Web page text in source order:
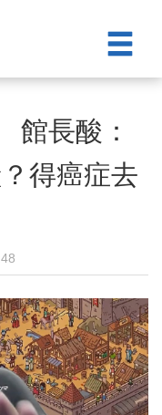
長酸：
得癌症去